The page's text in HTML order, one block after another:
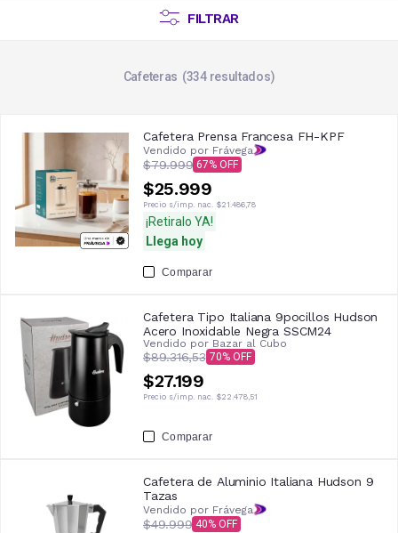
FILTRAR
Cafeteras 334resultados
Cafetera Prensa Francesa FH-KPF
Vendido por Frávega
$79.999 67
$25.999
Precio s/imp. nac. $21.486,78
¡Retiralo YA!
Llega hoy
Comparar
Cafetera Tipo Italiana 9pocillos Hudson
Acero Inoxidable Negra SSCM24
Vendido por Bazar al Cubo
$89.316,53 70
$27.199
Precio s/imp. nac. $22.478,51
Comparar
Cafetera de Aluminio Italiana Hudson 9
Tazas
Vendido por Frávega
$49.999 40